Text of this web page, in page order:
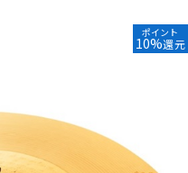
パーカッション
ポイント
10%還元